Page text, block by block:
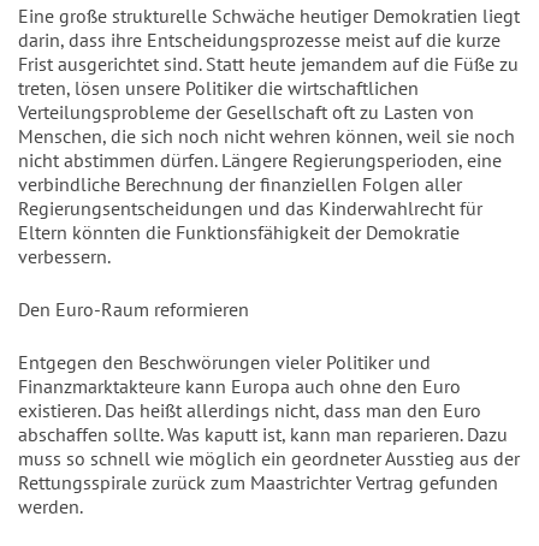
Eine große strukturelle Schwäche heutiger Demokratien liegt
darin, dass ihre Entscheidungsprozesse meist auf die kurze
Frist ausgerichtet sind. Statt heute jemandem auf die Füße zu
treten, lösen unsere Politiker die wirtschaftlichen
Verteilungsprobleme der Gesellschaft oft zu Lasten von
Menschen, die sich noch nicht wehren können, weil sie noch
nicht abstimmen dürfen. Längere Regierungsperioden, eine
verbindliche Berechnung der finanziellen Folgen aller
Regierungsentscheidungen und das Kinderwahlrecht für
Eltern könnten die Funktionsfähigkeit der Demokratie
verbessern.
Den Euro-Raum reformieren
Entgegen den Beschwörungen vieler Politiker und
Finanzmarktakteure kann Europa auch ohne den Euro
existieren. Das heißt allerdings nicht, dass man den Euro
abschaffen sollte. Was kaputt ist, kann man reparieren. Dazu
muss so schnell wie möglich ein geordneter Ausstieg aus der
Rettungsspirale zurück zum Maastrichter Vertrag gefunden
werden.